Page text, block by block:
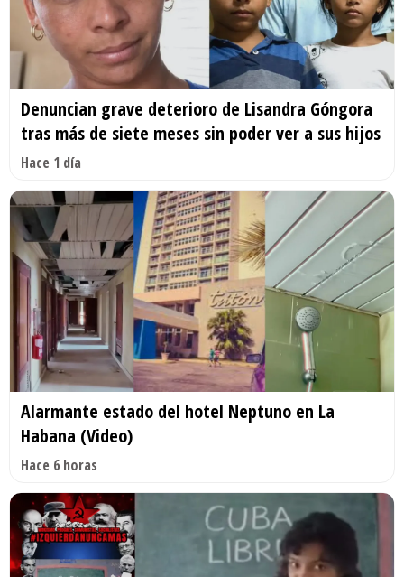
Denuncian grave deterioro de Lisandra Góngora
tras más de siete meses sin poder ver a sus hijos
Hace 1 día
Alarmante estado del hotel Neptuno en La
Habana (Video)
Hace 6 horas